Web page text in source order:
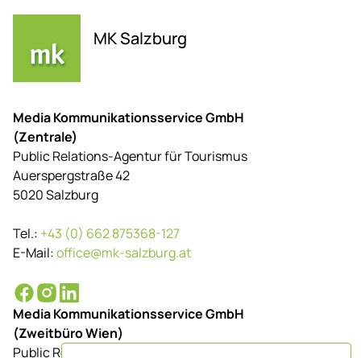
MK Salzburg
Media Kommunikationsservice GmbH
(Zentrale)
Public Relations-Agentur für Tourismus
Auerspergstraße 42
5020 Salzburg
Tel.: +43 (0) 662 875368-127
E-Mail:office@mk-salzburg.at
Media Kommunikationsservice GmbH
(Zweitbüro Wien)
Public Relations-Agentur für Tourismus